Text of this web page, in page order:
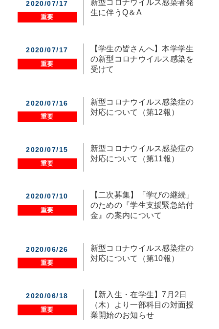
2020/07/17
重要
新型コロナウイルス感染者発
生に伴うQ＆A
2020/07/17
重要
【学生の皆さんへ】本学学生
の新型コロナウイルス感染を
受けて
2020/07/16
重要
新型コロナウイルス感染症の
対応について（第12報）
2020/07/15
重要
新型コロナウイルス感染症の
対応について（第11報）
2020/07/10
重要
【二次募集】「学びの継続」
のための『学生支援緊急給付
金』の案内について
2020/06/26
重要
新型コロナウイルス感染症の
対応について（第10報）
2020/06/18
重要
【新入生・在学生】7月2日
（木）より一部科目の対面授
業開始のお知らせ